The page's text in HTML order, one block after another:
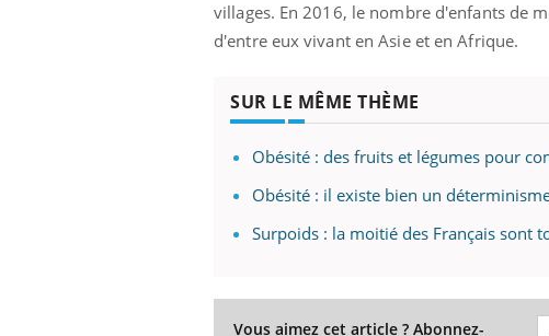
villages. En 2016, le nombre d'enfants de
d'entre eux vivant en Asie et en Afrique.
SUR LE MÊME THÈME
Obésité : des fruits et légumes pour
Obésité : il existe bien un
Surpoids : la moitié des Français sont
Vous aimez cet article ? Abonnez-